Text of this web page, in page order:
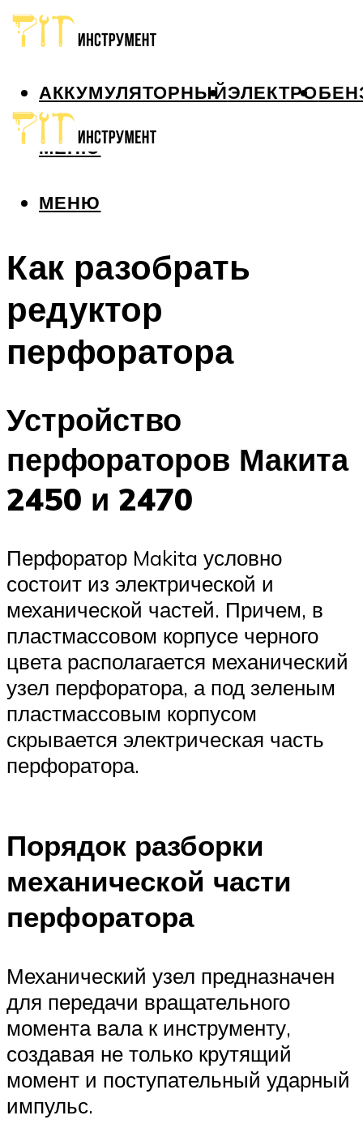
АККУМУЛЯТОРНЫЙЭЛЕКТРО
МЕНЮ
МЕНЮ
Как разобрать
редуктор
перфоратора
Устройство
перфораторов Макита
2450 и 2470
Перфоратор Makita условно
состоит из электрической и
механической частей. Причем, в
пластмассовом корпусе черного
цвета располагается механический
узел перфоратора, а под зеленым
пластмассовым корпусом
скрывается электрическая часть
перфоратора.
Порядок разборки
механической части
перфоратора
Механический узел предназначен
для передачи вращательного
момента вала к инструменту,
создавая не только крутящий
момент и поступательный ударный
импульс.